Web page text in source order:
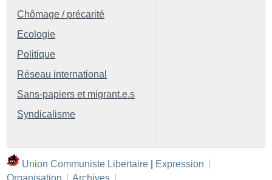
Chômage / précarité
Ecologie
Politique
Réseau international
Sans-papiers et migrant.e.s
Syndicalisme
Union Communiste Libertaire Expression